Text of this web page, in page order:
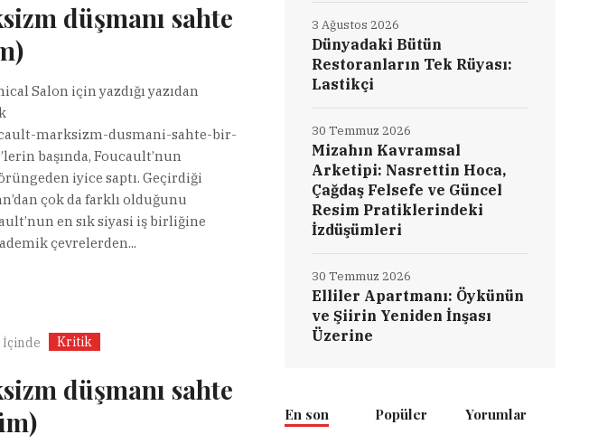
düşmanı sahte
Salon için yazdığı yazıdan
marksizm-dusmani-sahte-bir-
başında, Foucault’nun
iyice saptı. Geçirdiği
çok da farklı olduğunu
en sık siyasi iş birliğine
çevrelerden...
İçinde Kritik
düşmanı sahte
Dünyadaki Bütün
Restoranların Tek Rüyası:
Lastikçi
3 Ağustos 2026
Mizahın Kavramsal
Arketipi: Nasrettin Hoca,
Çağdaş Felsefe ve Güncel
Resim Pratiklerindeki
İzdüşümleri
30 Temmuz 2026
Elliler Apartmanı: Öykünün
ve Şiirin Yeniden İnşası
Üzerine
30 Temmuz 2026
En son Popüler Yorumlar